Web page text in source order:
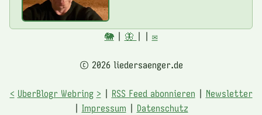
🐘| 🦋 ✉️
© 2026 liedersaenger.de
< UberBlogr Webring > RSS Feed abonnieren
Newsletter
Impressum Datenschutz